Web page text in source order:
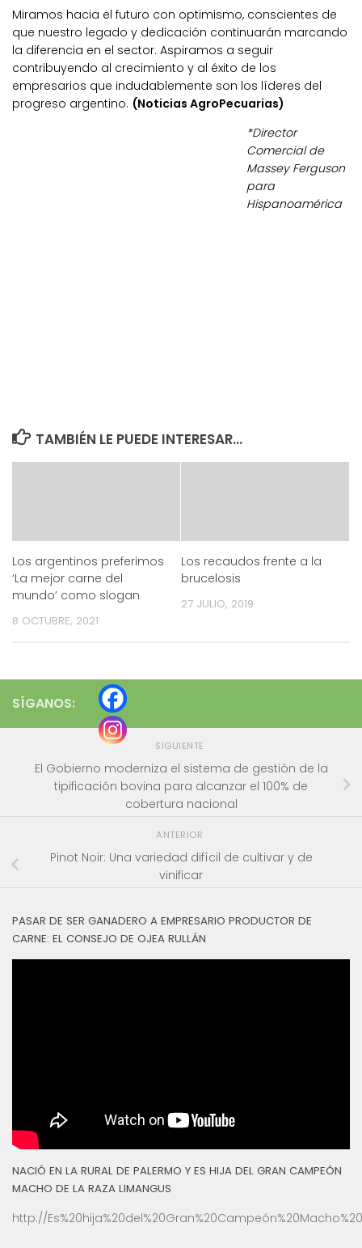
Miramos hacia el futuro con optimismo, conscientes de
que nuestro legado y dedicación continuarán marcando
la diferencia en el sector. Aspiramos a seguir
contribuyendo al crecimiento y al éxito de los
empresarios que indudablemente son los líderes del
progreso argentino. (Noticias AgroPecuarias)
*Director
Comercial de
Massey Ferguson
para
Hispanoamérica
TAMBIÉN LE PUEDE INTERESAR...
Los argentinos preferimos
‘La mejor carne del
mundo’ como slogan
8 OCTUBRE, 2021
Los recaudos frente a la
brucelosis
27 JULIO, 2019
SÍGANOS:
SIGUIENTE
El Gobierno moderniza el sistema de gestión de la
tipificación bovina para alcanzar el 100% de
cobertura nacional
ANTERIOR
Pinot Noir: Una variedad difícil de cultivar y de
vinificar
PASAR DE SER GANADERO A EMPRESARIO PRODUCTOR DE
CARNE: EL CONSEJO DE OJEA RULLÁN
NACIÓ EN LA RURAL DE PALERMO Y ES HIJA DEL GRAN CAMPEÓN
MACHO DE LA RAZA LIMANGUS
http://